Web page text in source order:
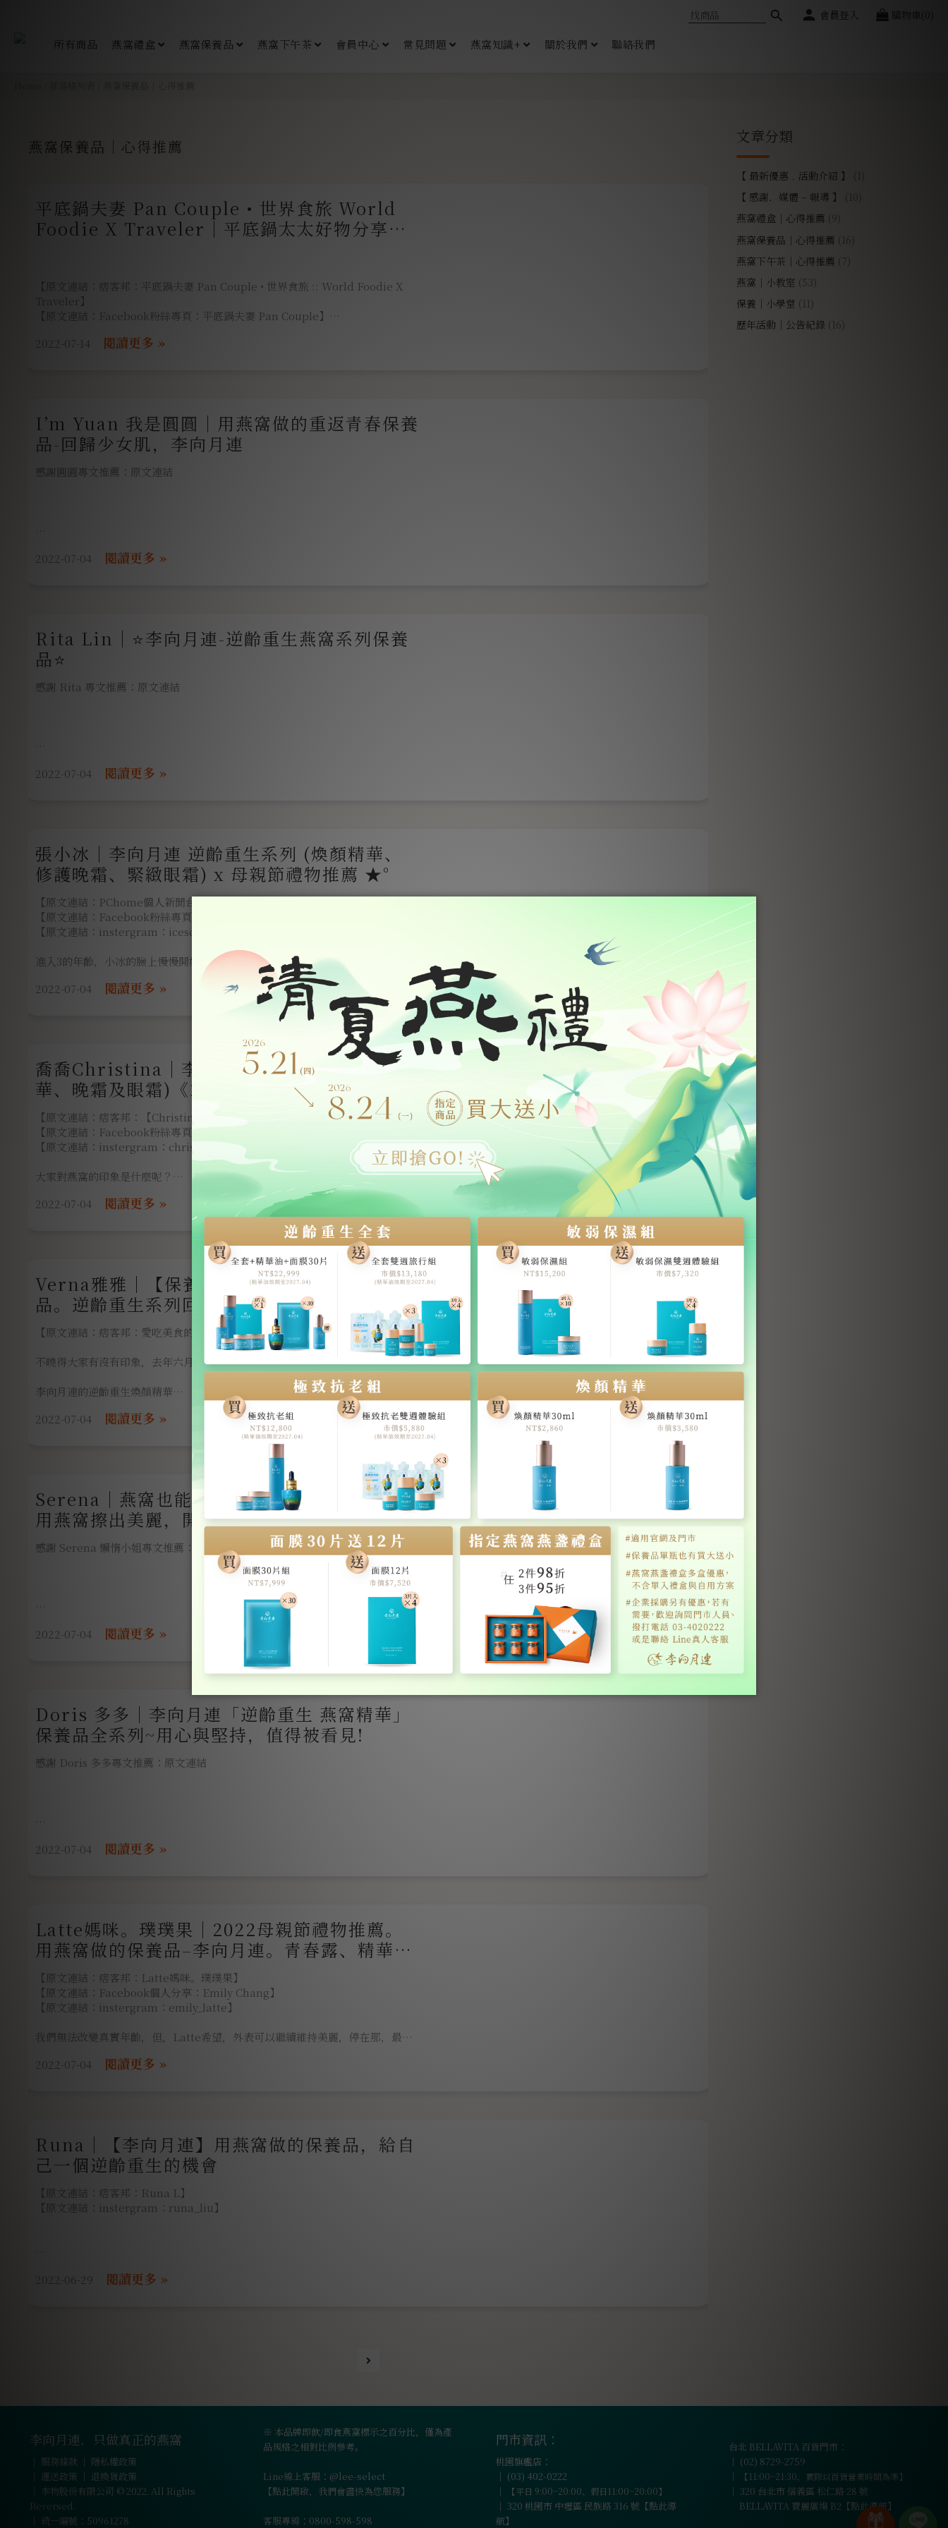
會員登入 購物車(0)
所有商品 燕窩禮盒 燕窩保養品 燕窩下午茶 會員中心 常見問題 燕窩知識+ 關於我們 聯絡我們
燕窩保養品｜心得推薦
平底鍋夫妻 Pan Couple • 世界食旅 World
Foodie X Traveler｜平底鍋太太好物分享李
【原文連結：痞客邦：平底鍋夫妻 Pan Couple • 世界食旅 :: World Foodie X
Traveler】
【原文連結：Facebook粉絲專頁：平底鍋夫妻 Pan Couple】
如果要推薦一款有誠意的保養品系列孝敬您最親愛的母親或是最親密的女性摯友，
『李向月連』絕對是我們的首選❤️
2022-07-14
I’m Yuan 我是圓圓｜用燕窩做的重返青春保養
品-回歸少女肌，李向月連
感謝圓圓專文推薦：原文連結
大概用了快2週，某天仔細端詳自己的臉，咦? 原本鬆垮黯淡的臉，好像變亮很
多，而且摸一摸好Q、彈、滑、嫩!感覺沒有那麼疲憊了!
然後我隔天丟了陷阱題給男子，
圓：你有沒有覺得我最近哪裡不一樣? (看)
2022-07-04
Rita Lin｜⭐️李向月連-逆齡重生燕窩系列保養
品⭐️
感謝 Rita 專文推薦：原文連結
臉是女人的第二生命，
變美時，自信將油然而生的散發出來，
所以每天要抽出保養的片刻，來療癒一下自己，
今天來開箱一整組萬元保養品~
登登登~
⭐️李向月連⭐️
堅持提供最純淨的燕窩，
逆齡重生燕窩抗老保養品全系列一組
燕窩本身兼具健康與養顏美容~
保養的重點，特別著重在逆齡、逆齡、逆齡！！（很重要所以說三次）
逆齡重
2022-07-04
張小冰｜李向月連 逆齡重生系列 (煥顏精華、
修護晚霜、緊緻眼霜) x 母親節禮物推薦 ★°
【原文連結：PChome個人新聞台：小冰的生活．旅行愛分享】
【原文連結：Facebook粉絲專頁：小冰的生活．旅行愛分享】
【原文連結：instergram：iceschang】
進入3的年齡，小冰的臉上慢慢開始有了歲月的烙印，
缺水的乾躁，表情的紋路，下垂的蘋果肌，
保養品一套一套的換，我們訴求的不就是對抗因年齡的增長而逐漸老化的肌膚。
適逢母親節即將來臨，送給媽媽的禮物大家是否都挑好了呢？！
如果還不知道該送什麼…李向月連 逆齡重生系列推薦給正在
2022-07-04
喬喬Christina｜李向月連逆齡重生系列(精
華、晚霜及眼霜)《2022母親節禮物推薦》
【原文連結：痞客邦：【Christina 喬 ‧ 設計】】
【原文連結：Facebook粉絲專頁：Christina 喬 ‧ 設計】
【原文連結：instergram：christinadesignc】
大家對燕窩的印象是什麼呢？
喬喬對燕窩的印象
https://blog.leeselect.co/product-category/bird-nest-gift-box/
還有保養耶！！！～
官網購買連結：https
2022-07-04
Verna雅雅｜【保養】李向月連 奢華燕窩保養
品。逆齡重生系列回購N次的鐵粉使用心得
【原文連結：痞客邦：愛吃美食的verna雅雅】
不曉得大家有沒有印象，去年六月左右，我有體驗過
李向月連的逆齡重生煥顏精華
用過真的是就再也回不去，甯媽咪直接買一整組的逆齡重生系列回家用
回想起從前的少女時光，不管多晚睡甚至懶得保養，肌膚狀態還是很好
但是現在就無法這樣揮霍了(笑)
身為媽咪每天都有做不完的事，沒睡好更是家常便飯
創辦人嚴格挑選天然純淨的燕窩產地 堅持高規格製造
2022-07-04
Serena｜燕窩也能做成保養品？老祖宗的智慧
用燕窩擦出美麗，開啟倒轉時光之旅
感謝 Serena 懶惰小姐專文推薦：原文連結
隨著年齡增長，膠原蛋白漸漸流失，肌膚彈性不在，開始出現鬆垮、下垂的現象，
許多人會選擇到醫美，效果快速、顯著，然而在日常飲食中，也有許多食品能夠補
充膠原蛋白，其中以燕窩最為人所知，堪稱養顏美容聖品。而現在燕窩也能做成保
養品，將滿滿的營養成分注入瓶瓶罐罐中，拖住時光腳步，開啟倒轉時光之旅，讓
每個女人，停留在最美麗的時刻。
2022-07-04
Doris 多多｜李向月連「逆齡重生 燕窩精華」
保養品全系列~用心與堅持，值得被看見!
感謝 Doris 多多專文推薦：原文連結
每個步驟皆親自把關，以全天然為最高原則，用高品質燕窩打造出天然的抗老產
品，而且在桃園中壢區有門市，並提供燕窩下午茶，有興趣的朋友可以點官網連結
看品牌介紹。
今天的主角是「逆齡重生燕窩精華」保養品全系列，來跟大家分享我的開箱文及產
品使用感受。
這次體驗逆齡重生燕
2022-07-04
Latte媽咪。璞璞果｜2022母親節禮物推薦。
用燕窩做的保養品–李向月連。青春露、精華液
＆晚霜，逆齡重生「必備組」。最強逆齡聖
品，讓妳慢慢見證妳的美麗！
【原文連結：痞客邦：Latte媽咪。璞璞果】
【原文連結：Facebook個人分享：Emily Chang】
【原文連結：instergram：emily_latte】
我們無法改變真實年齡，但，Latte希望，外表可以繼續維持美麗，停在那，最青
撫紋效果。李向月連的獨家配方–燕窩胜肽！趁著母親節檔期優惠，愛自己、也愛
李向月連–逆齡重生「必
2022-07-04
Runa｜【李向月連】用燕窩做的保養品，給自
己一個逆齡重生的機會
【原文連結：痞客邦：Runa L】
【原文連結：instergram：runa_liu】
養品後造成皮膚大過敏
但是，先別說年過３０，就是接連生了兩個孩子，皮膚的膠原蛋白跟營養整個大流
第一次認識李向月連是因為她們在桃園有間燕窩專門的
2022-06-29
文章分類
【 最新優惠﹒活動介紹 】
【 感謝．媒體 – 報導 】
燕窩禮盒｜心得推薦 (9)
燕窩保養品｜心得推薦 (16)
燕窩下午茶｜心得推薦 (7)
燕窩｜小教室 (53)
保養｜小學堂 (11)
歷年活動｜公告紀錄 (16)
李向月連．只做真正的燕窩
｜ 服務條款 ｜ 隱私權政策
｜ 運送政策 ｜ 退換貨政策
｜ 李物股份有限公司 © 2022. All Rights
Reversed.
｜ 統一編號：50961278
※ 本品牌即飲/即食燕窩標示之百分比，僅為產
品規格之相對比例參考。
Line線上客服：@lee-select
【點此開啟，我們會盡快為您服務】
客服專線：0800-598-598
門市資訊：
桃園旗艦店：
｜ (03) 402-0222
｜
【平日 9:00~20:00、假日11:00~20:00】
｜ 320 桃園市 中壢區 民族路 316 號【點此導
航】
台北 BELLAVITA 百貨門市：
｜ (02) 8729-2759
｜
【11:00~21:30，實際以百貨營業時間為準】
｜ 320 台北市 信義區 松仁路 28 號
BELLAVITA 寶麗廣塲 B2【點此導航】